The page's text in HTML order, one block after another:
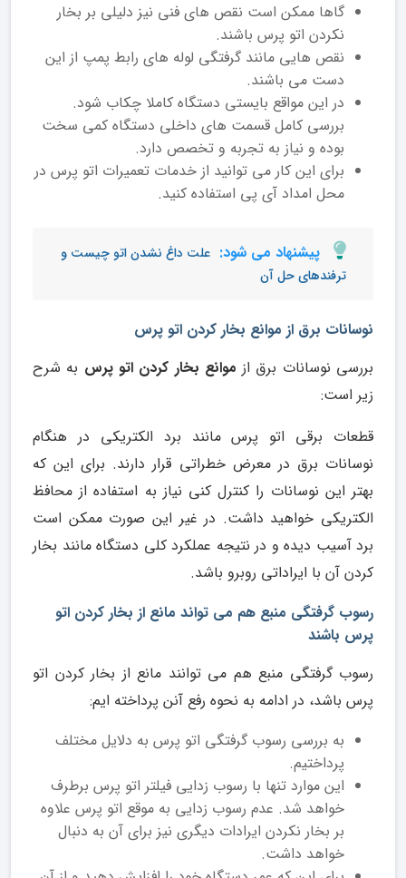
گاها ممکن است نقص های فنی نیز دلیلی بر بخار
نکردن اتو پرس باشند.
نقص هایی مانند گرفتگی لوله های رابط پمپ از این
دست می باشند.
در این مواقع بایستی دستگاه کاملا چکاب شود.
بررسی کامل قسمت های داخلی دستگاه کمی سخت
بوده و نیاز به تجربه و تخصص دارد.
برای این کار می توانید از خدمات تعمیرات اتو پرس در
محل امداد آی پی استفاده کنید.
پیشنهاد می شود: علت داغ نشدن اتو چیست و
ترفندهای حل آن
نوسانات برق از موانع بخار کردن اتو پرس
بررسی نوسانات برق از موانع بخار کردن اتو پرس به شرح
زیر است:
قطعات برقی اتو پرس مانند برد الکتریکی در هنگام
نوسانات برق در معرض خطراتی قرار دارند. برای این که
بهتر این نوسانات را کنترل کنی نیاز به استفاده از محافظ
الکتریکی خواهید داشت. در غیر این صورت ممکن است
برد آسیب دیده و در نتیجه عملکرد کلی دستگاه مانند بخار
کردن آن با ایراداتی روبرو باشد.
رسوب گرفتگی منبع هم می تواند مانع از بخار کردن اتو
پرس باشند
رسوب گرفتگی منبع هم می توانند مانع از بخار کردن اتو
پرس باشد، در ادامه به نحوه رفع آنن پرداخته ایم:
به بررسی رسوب گرفتگی اتو پرس به دلایل مختلف
پرداختیم.
این موارد تنها با رسوب زدایی فیلتر اتو پرس برطرف
خواهد شد. عدم رسوب زدایی به موقع اتو پرس علاوه
بر بخار نکردن ایرادات دیگری نیز برای آن به دنبال
خواهد داشت.